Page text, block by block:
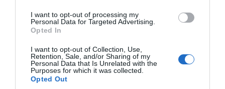
I want to opt-out of processing my
Personal Data for Targeted Advertising.
Opted In
I want to opt-out of Collection, Use,
Retention, Sale, and/or Sharing of my
Personal Data that Is Unrelated with the
Purposes for which it was collected.
Opted Out
Ακολουθήστε το evima.gr στοGoogle News